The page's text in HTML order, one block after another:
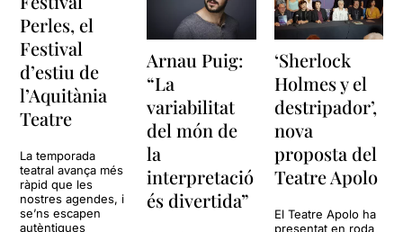
Perles, el
Festival
d’estiu de
l’Aquitània
Teatre
La temporada
teatral avança més
ràpid que les
nostres agendes, i
se’ns escapen
autèntiques
Arnau Puig:
“La
variabilitat
del món de
la
interpretació
és divertida”
‘Sherlock
Holmes y el
destripador’,
nova
proposta del
Teatre Apolo
El Teatre Apolo ha
presentat en roda